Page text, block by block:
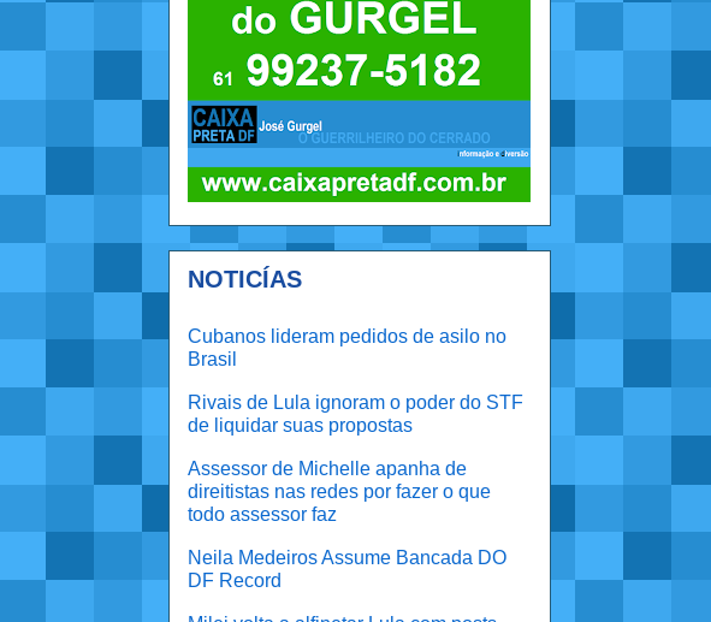
NOTICÍAS
Cubanos lideram pedidos de asilo no
Brasil
Rivais de Lula ignoram o poder do STF
de liquidar suas propostas
Assessor de Michelle apanha de
direitistas nas redes por fazer o que
todo assessor faz
Neila Medeiros Assume Bancada DO
DF Record